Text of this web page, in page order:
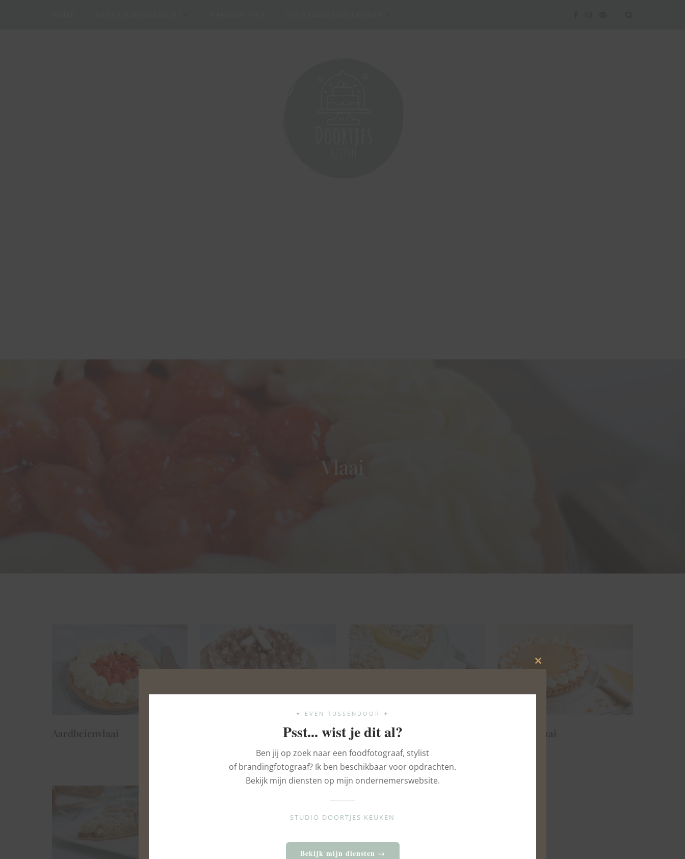
Vlaai
Aardbeienvlaai
Vanille roomvlaai
Karamelvlaai
module
✦ EVEN TUSSENDOOR ✦
Psst... wist je dit al?
Ben jij op zoek naar een foodfotograaf, stylist
of brandingfotograaf? Ik ben beschikbaar voor opdrachten.
Bekijk mijn diensten op mijn ondernemerswebsite.
STUDIO DOORTJES KEUKEN
Bekijk mijn diensten →